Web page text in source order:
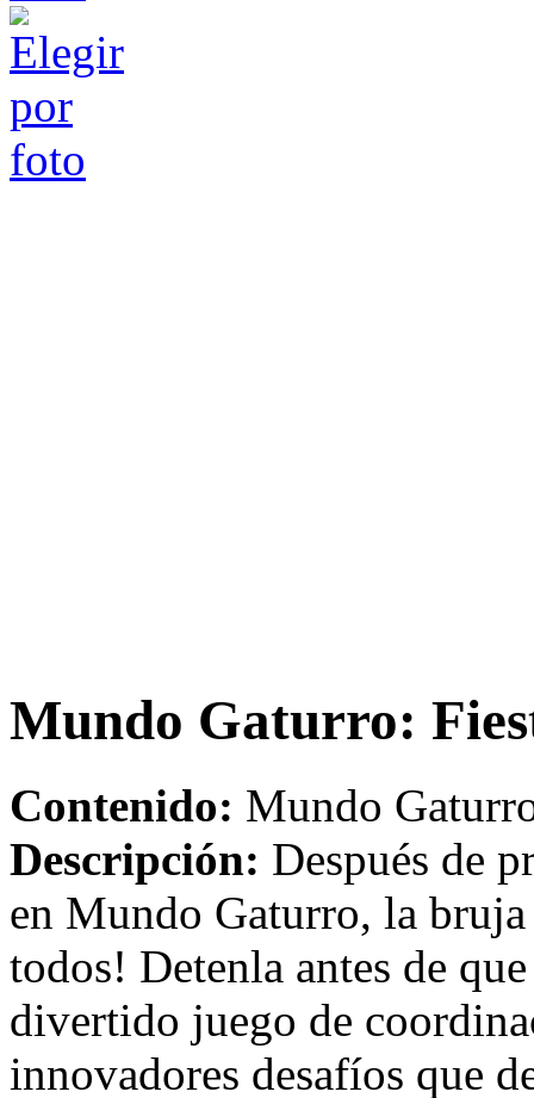
Mundo Gaturro:
Contenido: Mundo
Descripción: Después de
en Mundo Gaturro, la
todos! Detenla antes de
divertido juego de
innovadores desafíos que